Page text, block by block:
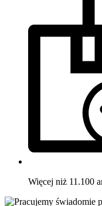
Więcej niż 11.100